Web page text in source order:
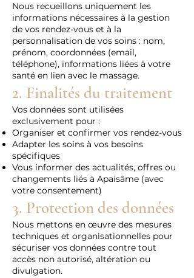
Nous recueillons uniquement les
informations nécessaires à la gestion
de vos rendez-vous et à la
personnalisation de vos soins : nom,
prénom, coordonnées (email,
téléphone), informations liées à votre
santé en lien avec le massage.
2. Finalités du traitement
Vos données sont utilisées
exclusivement pour :
Organiser et confirmer vos rendez-vous
Adapter les soins à vos besoins
spécifiques
Vous informer des actualités, offres ou
changements liés à Apaisâme (avec
votre consentement)
3. Protection des données
Nous mettons en œuvre des mesures
techniques et organisationnelles pour
sécuriser vos données contre tout
accès non autorisé, altération ou
divulgation.